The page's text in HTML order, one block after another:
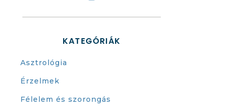
KATEGÓRIÁK
Asztrológia
Érzelmek
Félelem és szorongás